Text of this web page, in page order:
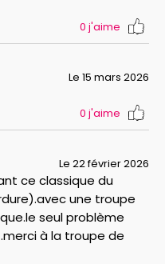
0 j'aime
Le 15 mars 2026
0 j'aime
Le 22 février 2026
ce classique du
une troupe
seul problème
à la troupe de